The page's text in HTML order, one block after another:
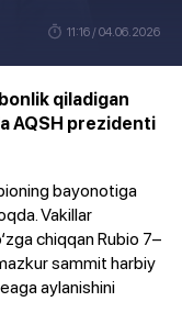
11:16 / 04.06.2026
qiladigan
AQSH prezidenti
bayonotiga
Vakillar
chiqqan Rubio 7–
sammit harbiy
aylanishini